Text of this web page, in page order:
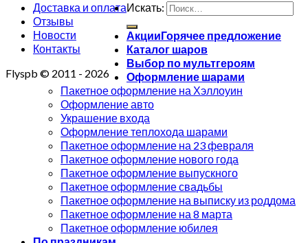
Доставка и оплата
Отзывы
Новости
Контакты
Flyspb © 2011 - 2026
Искать:
Акции
Каталог шаров
Выбор по мультгероям
Оформление шарами
Пакетное оформление на Хэллоуин
Оформление авто
Украшение входа
Оформление теплохода шарами
Пакетное оформление на 23 февраля
Пакетное оформление нового года
Пакетное оформление выпускного
Пакетное оформление свадьбы
Пакетное оформление на выписку из роддома
Пакетное оформление на 8 марта
Пакетное оформление юбилея